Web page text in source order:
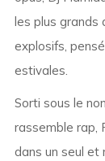
les plus
explosifs,
estivales.
Sorti sous le
rassemble rap,
dans un seul et